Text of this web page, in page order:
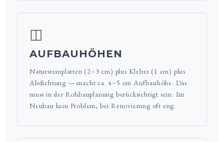
◫
AUFBAUHÖHEN
Natursteinplatten (2–3 cm) plus Kleber (1 cm) plus
Abdichtung — macht ca. 4–5 cm Aufbauhöhe. Das
muss in der Rohbauplanung berücksichtigt sein. Im
Neubau kein Problem, bei Renovierung oft eng.